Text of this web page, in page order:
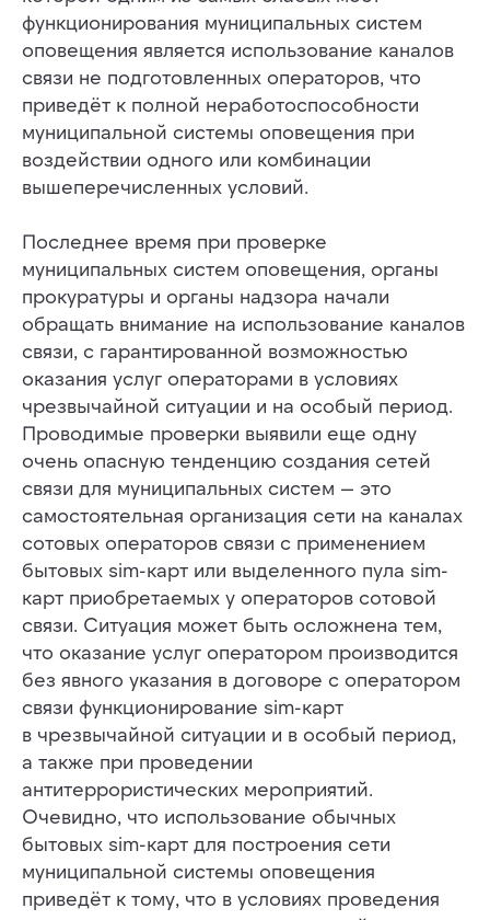
функционирования муниципальных систем
оповещения является использование каналов
связи не подготовленных операторов, что
приведёт к полной неработоспособности
муниципальной системы оповещения при
воздействии одного или комбинации
вышеперечисленных условий.
Последнее время при проверке
муниципальных систем оповещения, органы
прокуратуры и органы надзора начали
обращать внимание на использование каналов
связи, с гарантированной возможностью
оказания услуг операторами в условиях
чрезвычайной ситуации и на особый период.
Проводимые проверки выявили еще одну
очень опасную тенденцию создания сетей
связи для муниципальных систем — это
самостоятельная организация сети на каналах
сотовых операторов связи с применением
бытовых sim-карт или выделенного пула sim-
карт приобретаемых у операторов сотовой
связи. Ситуация может быть осложнена тем,
что оказание услуг оператором производится
без явного указания в договоре с оператором
связи функционирование sim-карт
в чрезвычайной ситуации и в особый период,
а также при проведении
антитеррористических мероприятий.
Очевидно, что использование обычных
бытовых sim-карт для построения сети
муниципальной системы оповещения
приведёт к тому, что в условиях проведения
Ваш вопрос или предложение (в запросе укажите
способ, как с Вами связаться для ответа)
ХОТИТЕ СТАТЬ АВТОРОМ
ИЛИ У ВАС ЕСТЬ ВОПРОС
ИЛИ ПРЕДЛОЖЕНИЕ
— ЗАПОЛНИТЕ ФОРМУ: